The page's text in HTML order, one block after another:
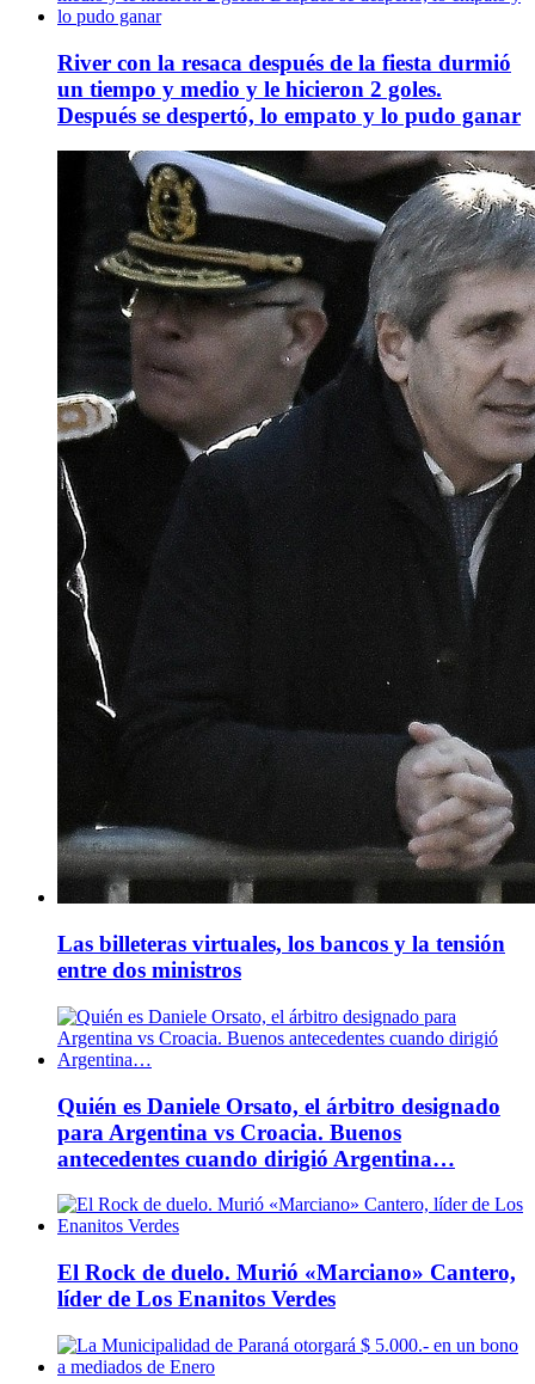
River con la resaca después de la fiesta durmió
un tiempo y medio y le hicieron 2 goles.
Después se despertó, lo empato y lo pudo ganar
Las billeteras virtuales, los bancos y la tensión
entre dos ministros
Quién es Daniele Orsato, el árbitro designado
para Argentina vs Croacia. Buenos
antecedentes cuando dirigió Argentina…
El Rock de duelo. Murió «Marciano» Cantero,
líder de Los Enanitos Verdes